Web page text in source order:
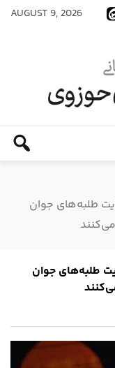
AUGUST 9, 2026
طلبه‌های جوان
طلبه‌های جوان